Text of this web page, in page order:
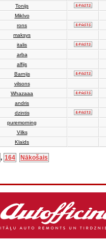
Tonijs
MikIvo
rons
maksys
italis
arba
alfijs
Barnijs
vilsons
Whazaaa
andris
dzintis
puremorning
Vilks
Klaids
, 164 Nākošais